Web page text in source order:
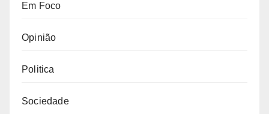
Em Foco
Opinião
Politica
Sociedade